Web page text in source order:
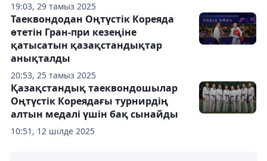
19:03, 29 тамыз 2025
20:53, 25 тамыз 2025
Таеквондодан Оңтүстік Кореяда
өтетін Гран-при кезеңіне
қатысатын қазақстандықтар
анықталды
10:51, 12 шілде 2025
Қазақстандық таеквондошылар
Оңтүстік Кореядағы турнирдің
алтын медалі үшін бақ сынайды